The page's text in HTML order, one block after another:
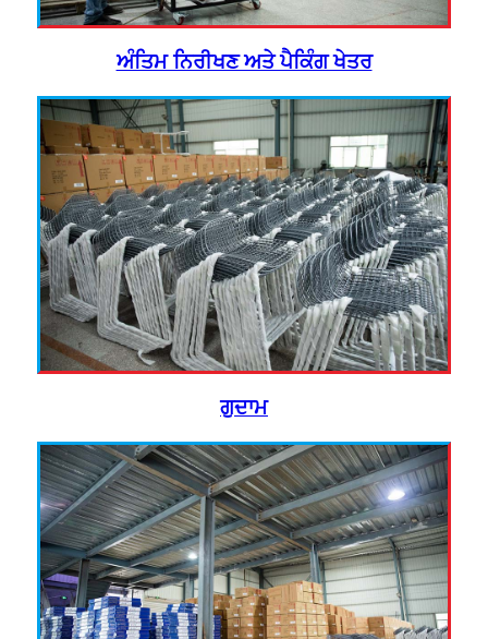
ਅੰਤਿਮ ਨਿਰੀਖਣ ਅਤੇ ਪੈਕਿੰਗ ਖੇਤਰ
ਗੁਦਾਮ